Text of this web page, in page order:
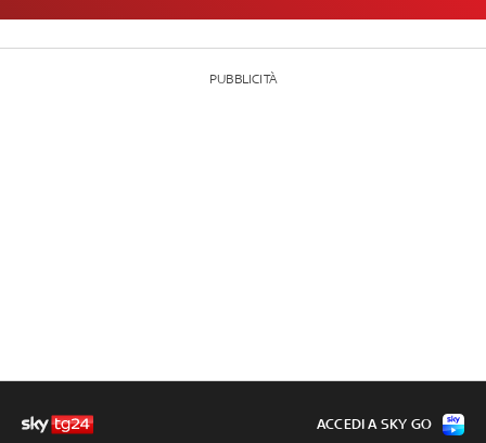
PUBBLICITÀ
ACCEDI A SKY GO